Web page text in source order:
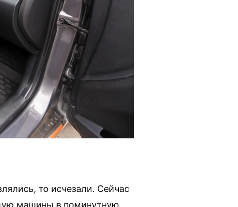
то исчезали. Сейчас
машины в поминутную